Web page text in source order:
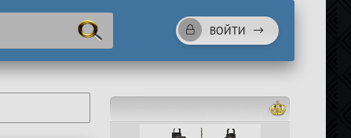
ВОЙТИ